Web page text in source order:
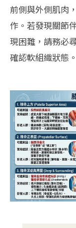
前側與外側肌肉
作。若發現關節
現困難，請務必
確認軟組織狀態。